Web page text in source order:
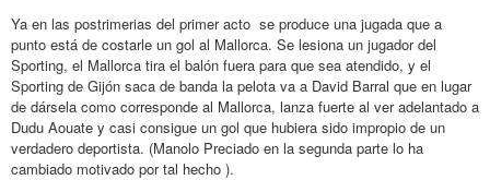
Ya en las postrimerias del primer acto se produce una jugada que a
punto está de costarle un gol al Mallorca. Se lesiona un jugador del
Sporting, el Mallorca tira el balón fuera para que sea atendido, y el
Sporting de Gijón saca de banda la pelota va a David Barral que en lugar
de dársela como corresponde al Mallorca, lanza fuerte al ver adelantado a
Dudu Aouate y casi consigue un gol que hubiera sido impropio de un
verdadero deportista. (Manolo Preciado en la segunda parte lo ha
cambiado motivado por tal hecho ).